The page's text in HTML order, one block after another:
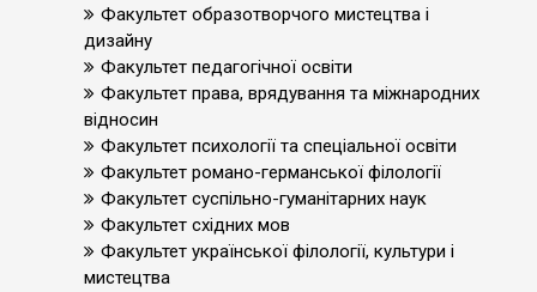
Факультет образотворчого мистецтва і
дизайну
Факультет педагогічної освіти
Факультет права, врядування та міжнародних
відносин
Факультет психології та спеціальної освіти
Факультет романо-германської філології
Факультет суспільно-гуманітарних наук
Факультет східних мов
Факультет української філології, культури і
мистецтва